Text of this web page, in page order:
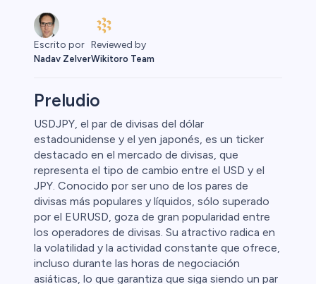
Escrito por
Nadav Zelver
Reviewed by
Wikitoro Team
Preludio
USDJPY, el par de divisas del dólar
estadounidense y el yen japonés, es un ticker
destacado en el mercado de divisas, que
representa el tipo de cambio entre el USD y el
JPY. Conocido por ser uno de los pares de
divisas más populares y líquidos, sólo superado
por el EURUSD, goza de gran popularidad entre
los operadores de divisas. Su atractivo radica en
la volatilidad y la actividad constante que ofrece,
incluso durante las horas de negociación
asiáticas, lo que garantiza que siga siendo un par